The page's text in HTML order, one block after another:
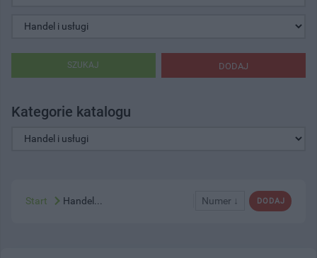
DODAJ
SZUKAJ
Kategorie katalogu
DODAJ
Numer ↓
Start Handel...